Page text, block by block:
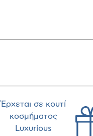
Έρχεται σε κουτί
κοσμήματος
Luxurious